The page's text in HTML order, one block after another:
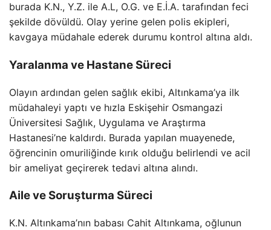
burada K.N., Y.Z. ile A.L, O.G. ve E.İ.A. tarafından feci
şekilde dövüldü. Olay yerine gelen polis ekipleri,
kavgaya müdahale ederek durumu kontrol altına aldı.
Yaralanma ve Hastane Süreci
Olayın ardından gelen sağlık ekibi, Altınkama’ya ilk
müdahaleyi yaptı ve hızla Eskişehir Osmangazi
Üniversitesi Sağlık, Uygulama ve Araştırma
Hastanesi’ne kaldırdı. Burada yapılan muayenede,
öğrencinin omuriliğinde kırık olduğu belirlendi ve acil
bir ameliyat geçirerek tedavi altına alındı.
Aile ve Soruşturma Süreci
K.N. Altınkama’nın babası Cahit Altınkama, oğlunun